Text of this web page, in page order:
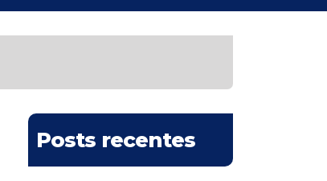
Posts recentes